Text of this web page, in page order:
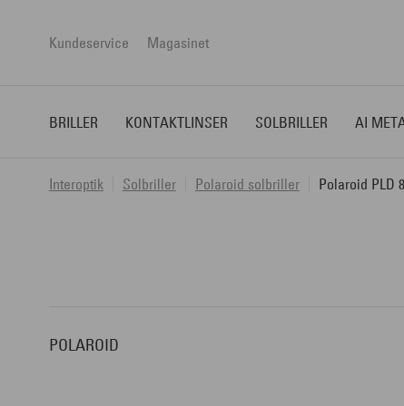
Kundeservice Magasinet
BRILLER KONTAKTLINSER SOLBRILLER AI
Interoptik Solbriller Polaroid solbriller Polaroid PLD
POLAROID